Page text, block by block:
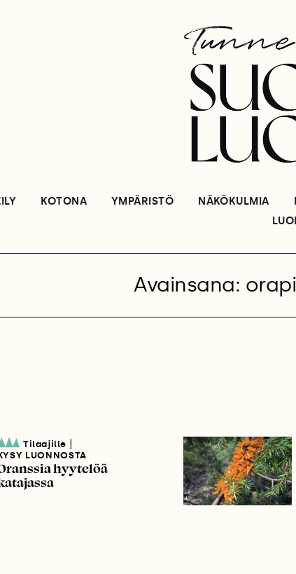
KOTONA YMPÄRISTÖ NÄKÖKULMIA
Avainsana:
Tilaajille
LUONNOSTA
hyytelöä